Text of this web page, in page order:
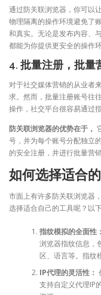
通过防关联浏览器，你可以
物理隔离的操作环境避免了
和真实。无论是发布内容、
都能为你提供更安全的操作环
4. 批量注册，批量
对于社交媒体营销的从业者
求。然而，批量注册账号往
操作，社交平台很容易通过
防关联浏览器的优势在于，
号，并为每个账号分配独立
的安全注册，并进行批量营
如何选择适合
市面上有许多防关联浏览器
选择适合自己的工具呢？以
指纹模拟的全面性：
浏览器指纹信息，
区、语言等。指纹
IP代理的灵活性：
支持自定义代理IP